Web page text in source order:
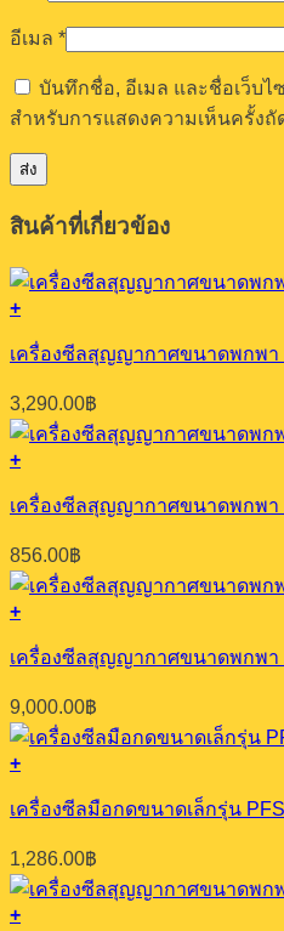
อีเมล *
บันทึกชื่อ, อีเมล และชื่อเว็บไ
สำหรับการแสดงความเห็นครั้งถั
สินค้าที่เกี่ยวข้อง
+
เครื่องซีลสุญญากาศขนาดพกพา
3,290.00฿
+
เครื่องซีลสุญญากาศขนาดพกพา
856.00฿
+
เครื่องซีลสุญญากาศขนาดพกพา
9,000.00฿
+
เครื่องซีลมือกดขนาดเล็กรุ่น
1,286.00฿
+